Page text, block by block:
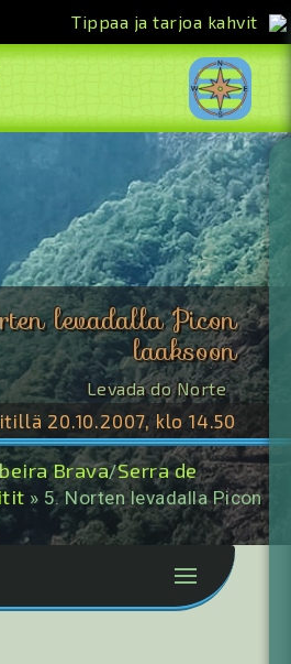
Tippaa ja tarjoa kahvit
<<
levadalla Picon
laaksoon
Levada do Norte
20.10.2007, klo 14.50
Brava/Serra de
» 5. Norten levadalla Picon